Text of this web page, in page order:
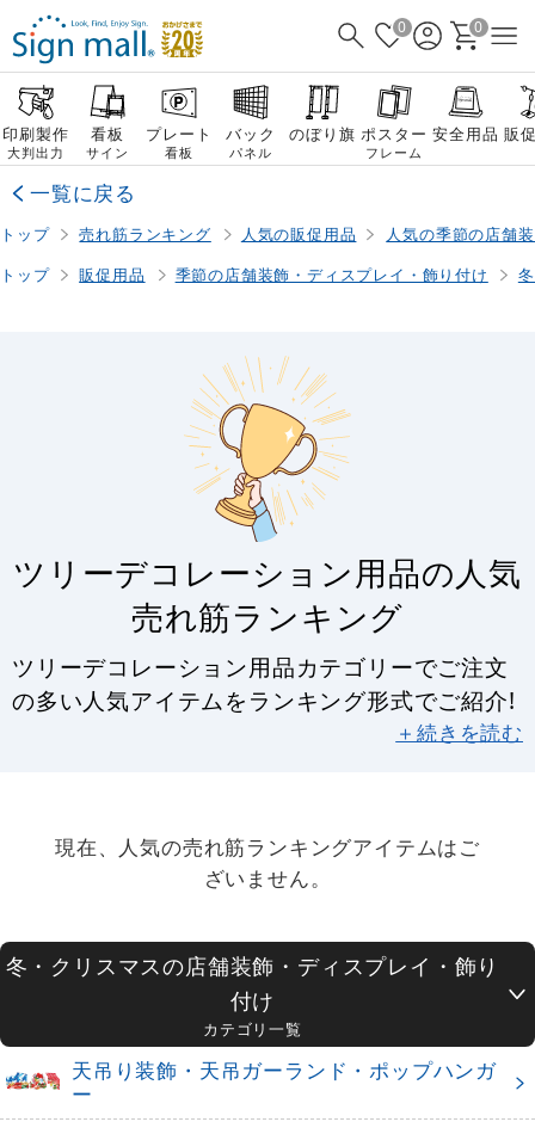
0 0
印刷製作
大判出力
看板
サイン
プレート
看板
バック
パネル
のぼり旗 ポスター
フレーム
安全用品 販
一覧に戻る
トップ 売れ筋ランキング 人気の販促用品
人気の季節の店舗
トップ
販促用品 季節の店舗装飾・ディスプレイ・飾り付け
ツリーデコレーション用品の人気
売れ筋ランキング
ツリーデコレーション用品カテゴリーでご注文
の多い人気アイテムをランキング形式でご紹介!
＋続きを読む
現在、人気の売れ筋ランキングアイテムはご
ざいません。
冬・クリスマスの店舗装飾・ディスプレイ・飾り
付け
カテゴリ一覧
天吊り装飾・天吊ガーランド・ポップハンガ
ー